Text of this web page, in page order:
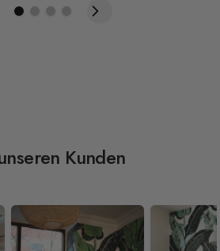
Kunden